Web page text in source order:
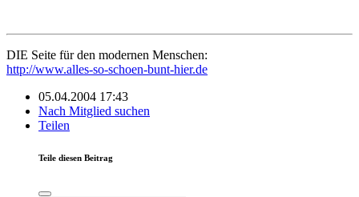
DIE Seite für den modernen Menschen:
http://www.alles-so-schoen-bunt-hier.de
05.04.2004 17:43
Nach Mitglied suchen
Teilen
Teile diesen Beitrag